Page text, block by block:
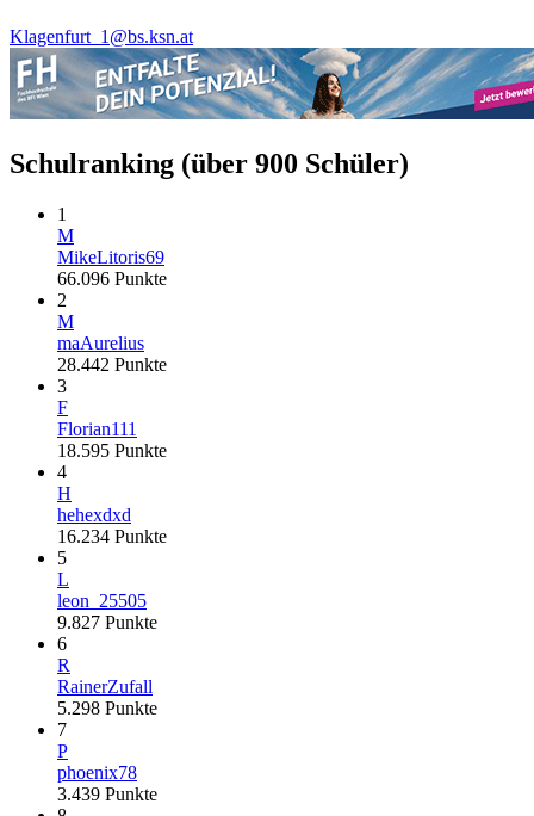
Klagenfurt_1@bs.ksn.at
Schulranking (über 900 Schüler)
1
M
MikeLitoris69
66.096 Punkte
2
M
maAurelius
28.442 Punkte
3
F
Florian111
18.595 Punkte
4
H
hehexdxd
16.234 Punkte
5
L
leon_25505
9.827 Punkte
6
R
RainerZufall
5.298 Punkte
7
P
phoenix78
3.439 Punkte